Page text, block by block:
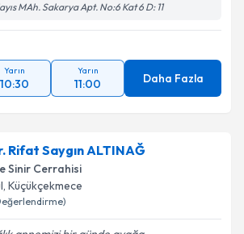
MAh. Sakarya Apt. No:6 Kat 6 D: 11
Yarın
10:30
Yarın
11:00 Daha Fazla
Rifat Saygın ALTINAĞ
Sinir Cerrahisi
, Küçükçekmece